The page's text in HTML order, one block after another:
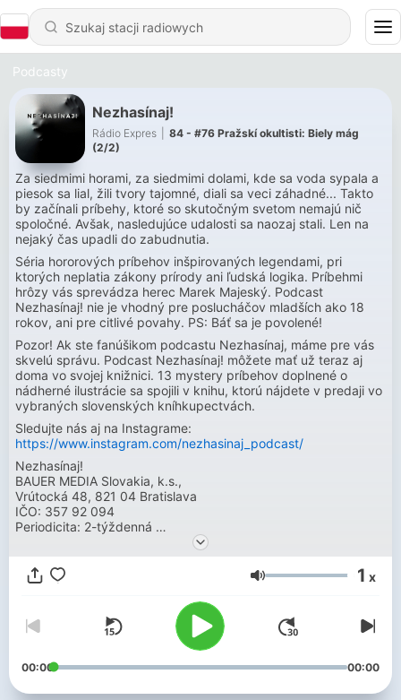
Podcasty
Nezhasínaj!
Rádio Expres
84 - #76 Pražskí okultisti: Biely mág
(2/2)
Za siedmimi horami, za siedmimi dolami, kde sa voda sypala a
piesok sa lial, žili tvory tajomné, diali sa veci záhadné... Takto
by začínali príbehy, ktoré so skutočným svetom nemajú nič
spoločné. Avšak, nasledujúce udalosti sa naozaj stali. Len na
nejaký čas upadli do zabudnutia.
Séria hororových príbehov inšpirovaných legendami, pri
ktorých neplatia zákony prírody ani ľudská logika. Príbehmi
hrôzy vás sprevádza herec Marek Majeský. Podcast
Nezhasínaj! nie je vhodný pre poslucháčov mladších ako 18
rokov, ani pre citlivé povahy. PS: Báť sa je povolené!
Pozor! Ak ste fanúšikom podcastu Nezhasínaj, máme pre vás
skvelú správu. Podcast Nezhasínaj! môžete mať už teraz aj
doma vo svojej knižnici. 13 mystery príbehov doplnené o
nádherné ilustrácie sa spojili v knihu, ktorú nájdete v predaji vo
vybraných slovenských kníhkupectvách.
Sledujte nás aj na Instagrame:
https://www.instagram.com/nezhasinaj_podcast/
Nezhasínaj!
BAUER MEDIA Slovakia, k.s.,
Vrútocká 48, 821 04 Bratislava
IČO: 357 92 094
Periodicita: 2-týždenná
Głośność 1 x
00:00 00:00